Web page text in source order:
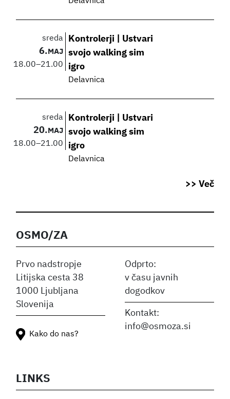
sreda
6. MAJ
18.00–21.00
Kontrolerji | Ustvari
svojo walking sim
igro
Delavnica
sreda
20. MAJ
18.00–21.00
Kontrolerji | Ustvari
svojo walking sim
igro
Delavnica
>> Več
OSMO/ZA
Prvo nadstropje
Litijska cesta 38
1000 Ljubljana
Slovenija
Odprto:
v času javnih
dogodkov
Kontakt:
info@osmoza.si
LINKS
Kako do nas?